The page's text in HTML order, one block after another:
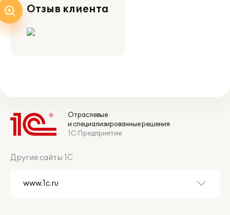
Отзыв клиента
Отраслевые
и специализированные решения
1С:Предприятие
Другие сайты 1С